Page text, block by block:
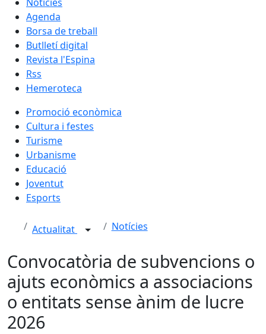
Agenda
Borsa de treball
Butlletí digital
Revista l'Espina
Rss
Hemeroteca
Promoció econòmica
Cultura i festes
Turisme
Urbanisme
Educació
Joventut
Esports
Actualitat Notícies
Convocatòria de subvencions o
ajuts econòmics a associacions
o entitats sense ànim de lucre
2026